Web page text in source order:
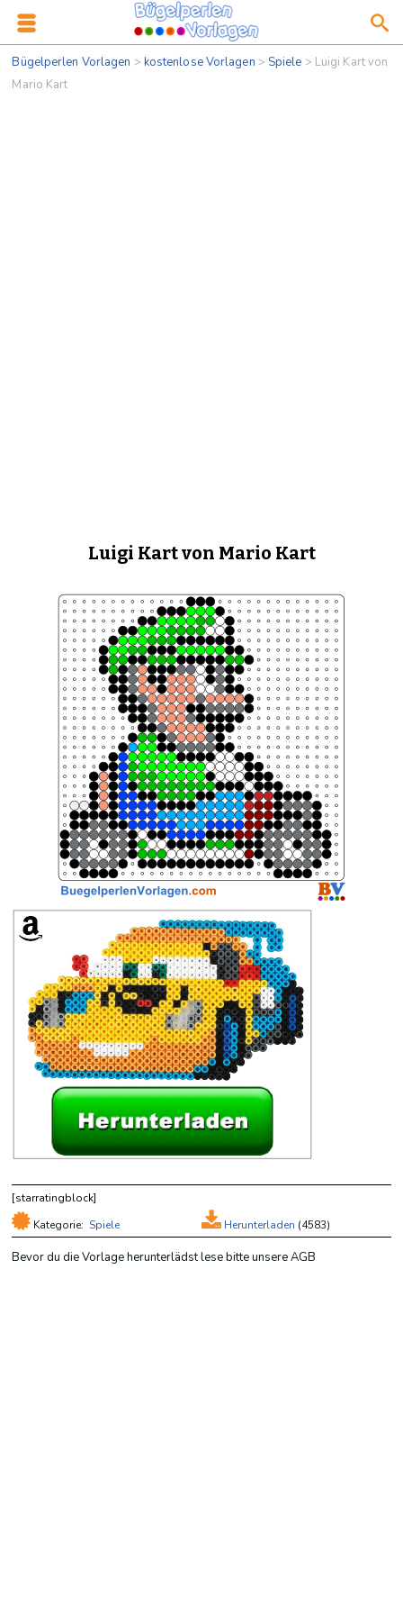
Bügelperlen Vorlagen > kostenlose Vorlagen > Spiele > Luigi Kart von
Mario Kart
Luigi Kart von Mario Kart
[starratingblock]
Herunterladen (4583)
Kategorie: Spiele
Bevor du die Vorlage herunterlädst lese bitte unsere AGB